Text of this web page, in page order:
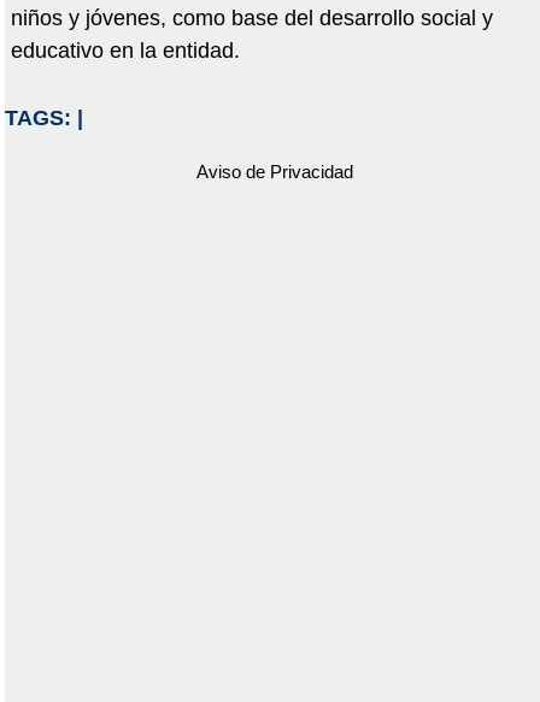
niños y jóvenes, como base del desarrollo social y
educativo en la entidad.
TAGS:
Aviso de Privacidad